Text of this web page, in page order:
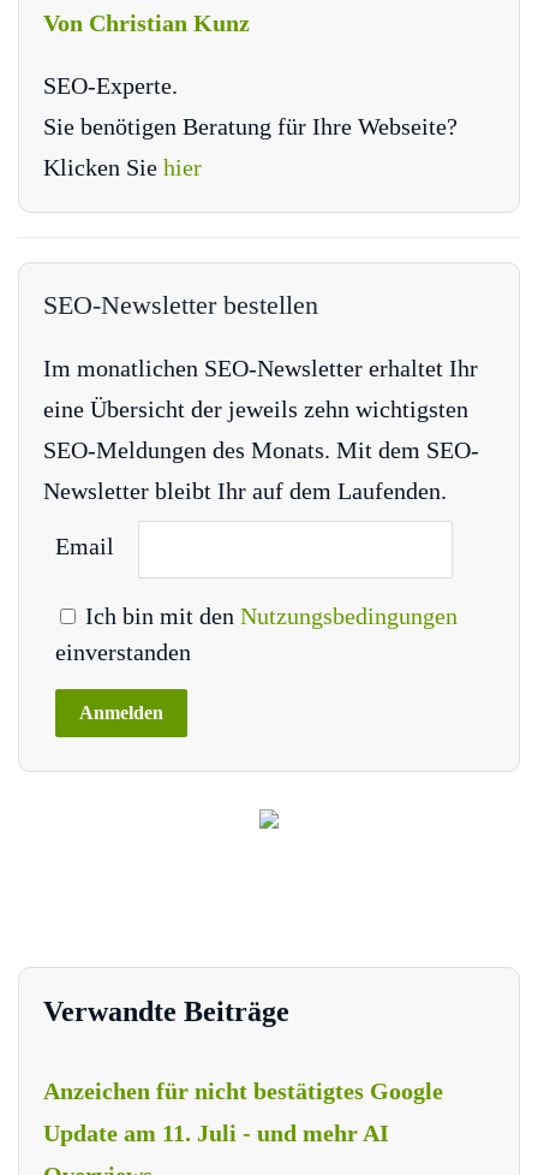
Von Christian Kunz
SEO-Experte.
Sie benötigen Beratung für Ihre Webseite?
Klicken Sie hier
SEO-Newsletter bestellen
Im monatlichen SEO-Newsletter erhaltet Ihr
eine Übersicht der jeweils zehn wichtigsten
SEO-Meldungen des Monats. Mit dem SEO-
Newsletter bleibt Ihr auf dem Laufenden.
Email
Ich bin mit den Nutzungsbedingungen
einverstanden
Verwandte Beiträge
Anzeichen für nicht bestätigtes Google
Update am 11. Juli - und mehr AI